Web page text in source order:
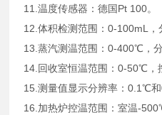
11.温度传感器：德国Pt 100。
12.体积检测范围：0-100mL，
13.蒸汽测温范围：0-400℃，
14.回收室恒温范围：0-50℃，
15.测量值显示分辨率：0.1℃和
16.加热炉控温范围：室温-